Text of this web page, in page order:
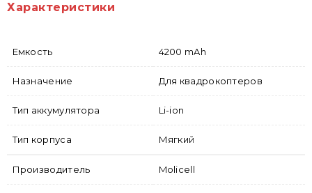
Характеристики
Емкость 4200 mAh
Назначение Для квадрокоптеров
Тип аккумулятора Li-ion
Тип корпуса Мягкий
Производитель Molicell